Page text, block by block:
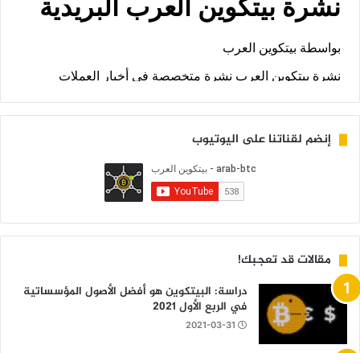
إنضم لقناتنا على اليوتيوب
مقالات قد تعجبك!
دراسة: البيتكوين هو أفضل الأصول المؤسساتية
في الربع الأول 2021
2021-03-31